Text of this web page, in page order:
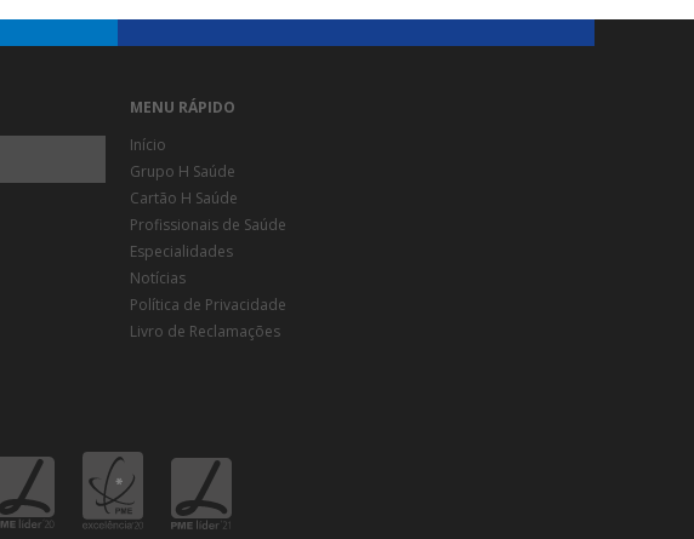
MENU RÁPIDO
Início
Grupo H Saúde
Cartão H Saúde
Profissionais de Saúde
Especialidades
Notícias
Política de Privacidade
Livro de Reclamações